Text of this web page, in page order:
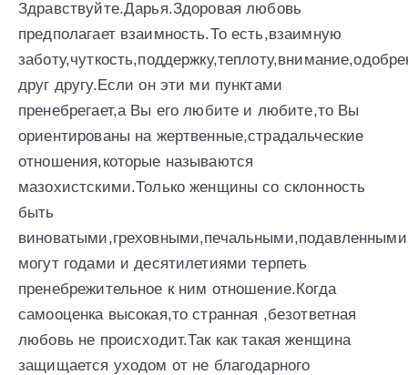
Здравствуйте.Дарья.Здоровая любовь
предполагает взаимность.То есть,взаимную
друг другу.Если он эти ми пунктами
пренебрегает,а Вы его любите и любите,то Вы
ориентированы на жертвенные,страдальческие
отношения,которые называются
мазохистскими.Только женщины со склонность
быть
виноватыми,греховными,печальными,подавленными
могут годами и десятилетиями терпеть
пренебрежительное к ним отношение.Когда
самооценка высокая,то странная ,безответная
любовь не происходит.Так как такая женщина
защищается уходом от не благодарного